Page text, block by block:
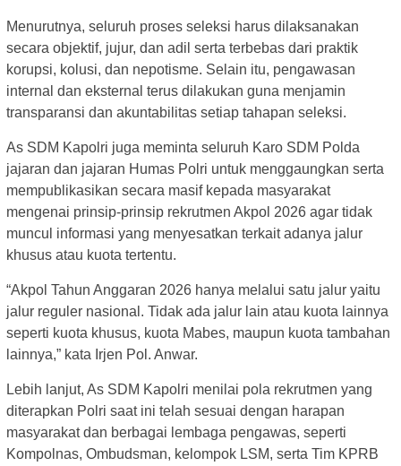
Menurutnya, seluruh proses seleksi harus dilaksanakan
secara objektif, jujur, dan adil serta terbebas dari praktik
korupsi, kolusi, dan nepotisme. Selain itu, pengawasan
internal dan eksternal terus dilakukan guna menjamin
transparansi dan akuntabilitas setiap tahapan seleksi.
As SDM Kapolri juga meminta seluruh Karo SDM Polda
jajaran dan jajaran Humas Polri untuk menggaungkan serta
mempublikasikan secara masif kepada masyarakat
mengenai prinsip-prinsip rekrutmen Akpol 2026 agar tidak
muncul informasi yang menyesatkan terkait adanya jalur
khusus atau kuota tertentu.
“Akpol Tahun Anggaran 2026 hanya melalui satu jalur yaitu
jalur reguler nasional. Tidak ada jalur lain atau kuota lainnya
seperti kuota khusus, kuota Mabes, maupun kuota tambahan
lainnya,” kata Irjen Pol. Anwar.
Lebih lanjut, As SDM Kapolri menilai pola rekrutmen yang
diterapkan Polri saat ini telah sesuai dengan harapan
masyarakat dan berbagai lembaga pengawas, seperti
Kompolnas, Ombudsman, kelompok LSM, serta Tim KPRB